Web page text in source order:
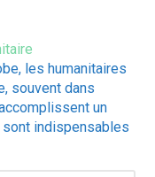
les humanitaires
souvent dans
un
indispensables